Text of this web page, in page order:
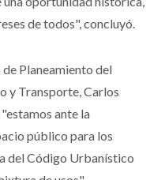
oportunidad histórica,
de todos", concluyó.
Planeamiento del
y Transporte, Carlos
ante la
público para los
del Código Urbanístico